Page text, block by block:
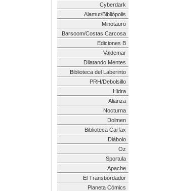
Cyberdark
Alamut/Bibliópolis
Minotauro
Barsoom/Costas Carcosa
Ediciones B
Valdemar
Dilatando Mentes
Biblioteca del Laberinto
PRH/Debolsillo
Hidra
Alianza
Nocturna
Dolmen
Biblioteca Carfax
Diábolo
Oz
Sportula
Apache
El Transbordador
Planeta Cómics